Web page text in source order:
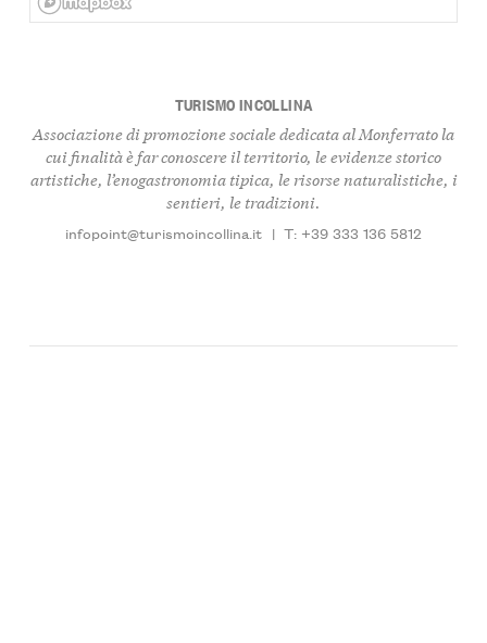
TURISMO INCOLLINA
Associazione di promozione sociale dedicata al Monferrato la
cui finalità è far conoscere il territorio, le evidenze storico
artistiche, l’enogastronomia tipica, le risorse naturalistiche, i
sentieri, le tradizioni.
infopoint@turismoincollina.it | T: +39 333 136 5812